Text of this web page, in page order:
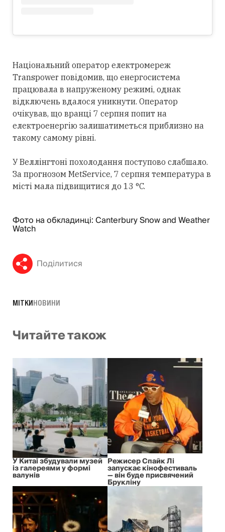
Національний оператор електромереж
Transpower повідомив, що енергосистема
працювала в напруженому режимі, однак
відключень вдалося уникнути. Оператор
очікував, що вранці 7 серпня попит на
електроенергію залишатиметься приблизно на
такому самому рівні.
У Веллінгтоні похолодання поступово слабшало.
За прогнозом MetService, 7 серпня температура в
місті мала підвищитися до 13 °C.
Фото на обкладинці: Canterbury Snow and Weather
Watch
Поділитися
МІТКИНОВИНИ
Читайте також
У Китаї збудували музей
із галереями у формі
валунів
Режисер Спайк Лі
запускає кінофестиваль
— він буде присвячений
Брукліну